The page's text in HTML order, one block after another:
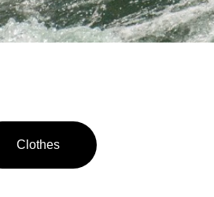
Clothes